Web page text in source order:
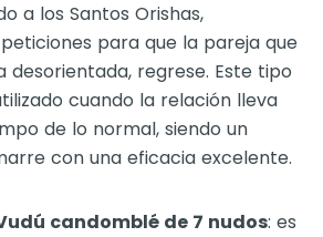
a los Santos Orishas,
para que la pareja que
desorientada, regrese. Este tipo
cuando la relación lleva
de lo normal, siendo un
con una eficacia excelente.
candomblé de 7 nudos: es